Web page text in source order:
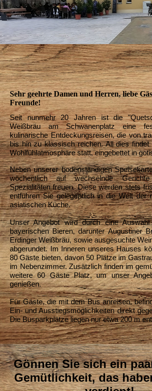
Sehr geehrte Damen und Herren, liebe
Freunde!
Seit nunmehr 20 Jahren ist die
Weißbräu am Schwanenplatz eine
kulinarische Entdeckungsreisen, die von
bis hin zu klassisch reichen. All dies findet
Wohlfühlatmosphäre statt, eingebettet in
Neben unserer bodenständigen
wöchentlich auf wechselnde
Spezialitäten freuen. Diese werden stets
entführen Sie gelegentlich in die Welt der
asiatischen Küche.
Unser Angebot wird durch eine
bayerischen Bieren, darunter Augustiner
Erdinger Weißbräu, sowie ausgesuchte
abgerundet. Im Inneren unseres Hauses
80 Gäste bieten, davon 50 Plätze im
im Nebenzimmer. Zusätzlich finden im
weitere 60 Gäste Platz, um unser
genießen.
Für Gäste, die mit dem Bus anreisen,
Ein- und Ausstiegsmöglichkeiten direkt
Die Busparkplätze liegen nur etwa 200 m
Gönnen Sie sich ein
Gemütlichkeit, das